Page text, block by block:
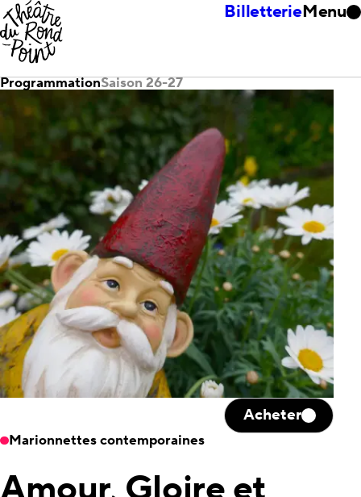
BilletterieMenu
ProgrammationSaison 26-27
Marionnettes contemporaines
Acheter